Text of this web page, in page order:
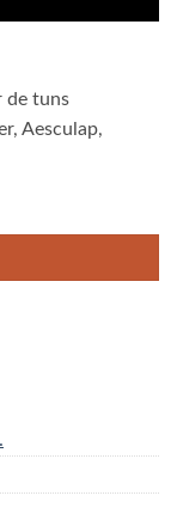
de tuns
Aesculap,